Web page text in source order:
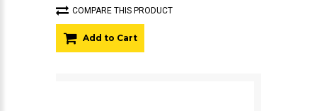
COMPARE THIS PRODUCT
Add to Cart